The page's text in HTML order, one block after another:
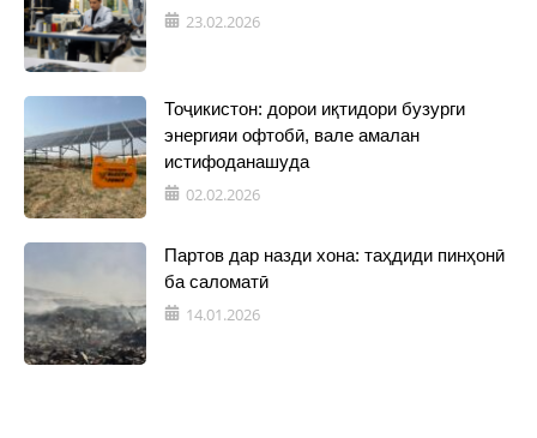
23.02.2026
Тоҷикистон: дорои иқтидори бузурги
энергияи офтобӣ, вале амалан
истифоданашуда
02.02.2026
Партов дар назди хона: таҳдиди пинҳонӣ
ба саломатӣ
14.01.2026